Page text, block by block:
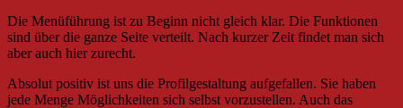
Die Menüführung ist zu Beginn nicht gleich klar. Die Funktionen
sind über die ganze Seite verteilt. Nach kurzer Zeit findet man sich
aber auch hier zurecht.
Absolut positiv ist uns die Profilgestaltung aufgefallen. Sie haben
jede Menge Möglichkeiten sich selbst vorzustellen. Auch das